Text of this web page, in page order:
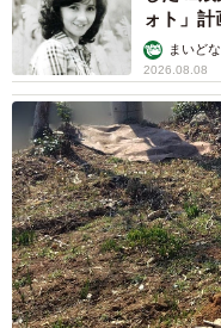
ォト」
む」まいど
2026.08.08